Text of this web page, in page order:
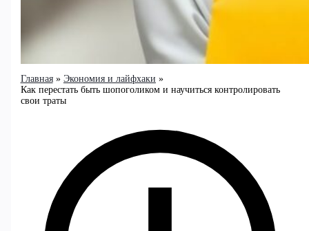
Главная
Экономия и лайфхаки
Как перестать быть шопоголиком и научиться контролировать
свои траты